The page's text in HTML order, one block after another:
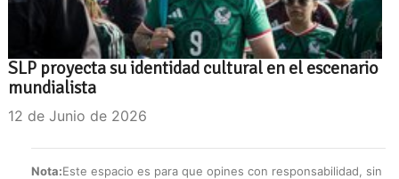
SLP proyecta su identidad cultural en el escenario
mundialista
12 de Junio de 2026
Nota:Este espacio es para que opines con responsabilidad, sin